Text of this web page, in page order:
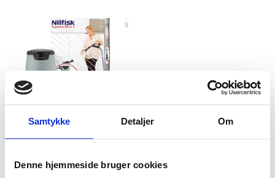
Samtykke Detaljer Om
Denne hjemmeside bruger cookies